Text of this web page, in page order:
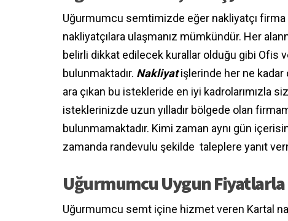
Uğurmumcu semtimizde eğer nakliyatçı
nakliyatçılara ulaşmanız mümkündür. Her
belirli dikkat edilecek kurallar olduğu gibi Ofis
bulunmaktadır. Nakliyatişlerinde her ne kadar
ara çıkan bu istekleride en iyi kadrolarımızla
isteklerinizde uzun yılladır bölgede olan
bulunmamaktadır. Kimi zaman aynı gün
zamanda randevulu şekilde taleplere yanıt
Uğurmumcu Uygun Fiyatlarla
Uğurmumcu semt içine hizmet veren Kartal